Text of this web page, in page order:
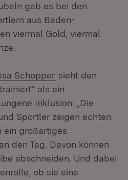
gab es bei den
aus Baden-
viermal Gold, viermal
Schopper sieht den
als ein
Inklusion: „Die
Sportler zeigen echten
ein großartiges
den Tag. Davon können
abschneiden. Und dabei
ob sie eine